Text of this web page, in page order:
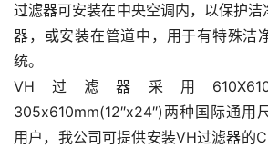
过滤器可安装在中央空调内，以保护
器，或安装在管道中，用于有特殊洁
统。
VH过滤器采用
305x610mm(12″x24″)两种国际通用
用户，我公司可提供安装VH过滤器的